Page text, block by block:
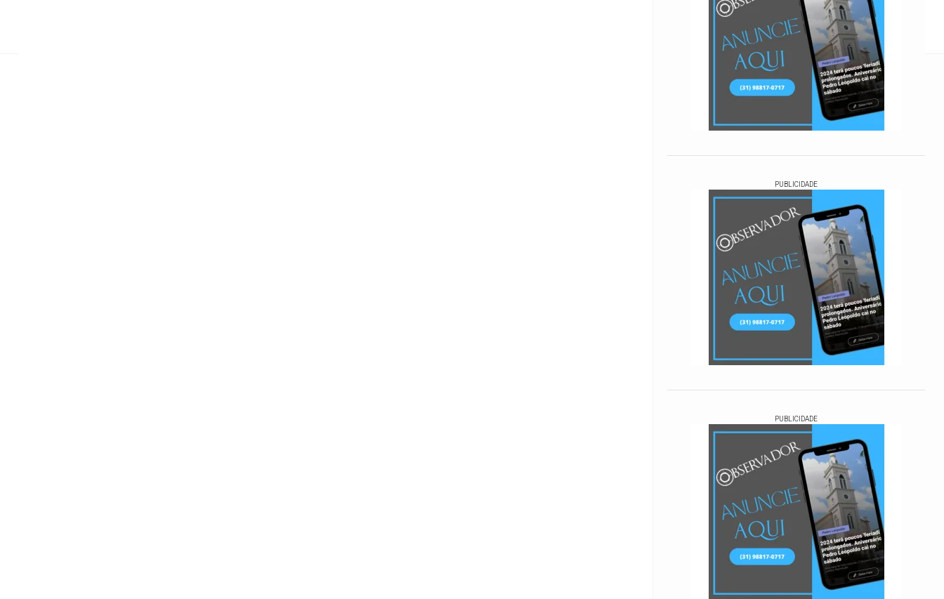
PUBLICIDADE
PUBLICIDADE